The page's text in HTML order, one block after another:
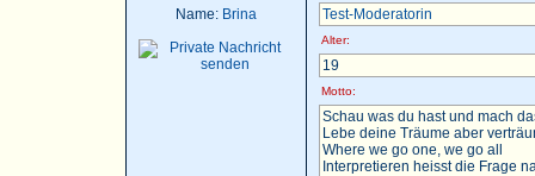
Name: Brina Test-Moderatorin
Alter:
19
Motto:
Schau was du hast und mach
Lebe deine Träume aber
Where we go one, we go all
Interpretieren heisst die Frage